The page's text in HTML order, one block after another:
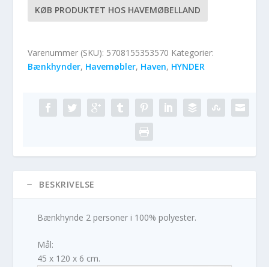
KØB PRODUKTET HOS HAVEMØBELLAND
Varenummer (SKU): 5708155353570 Kategorier:
Bænkhynder, Havemøbler, Haven, HYNDER
BESKRIVELSE
Bænkhynde 2 personer i 100% polyester.
Mål:
45 x 120 x 6 cm.